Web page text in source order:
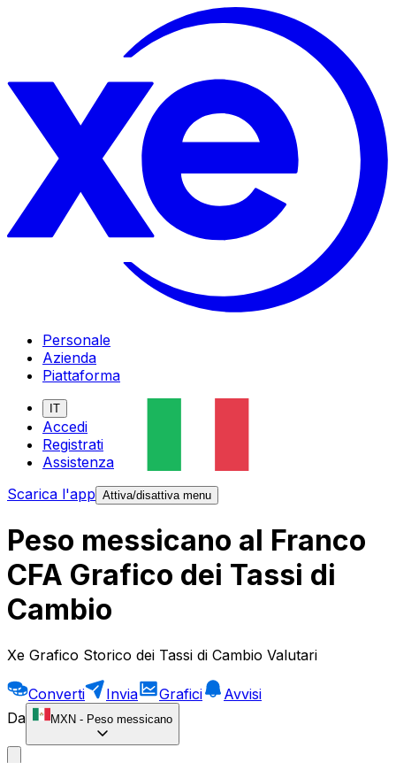
Personale
Azienda
Piattaforma
IT
Accedi
Registrati
Assistenza
Scarica l'app Attiva/disattiva menu
Peso messicano al Franco
CFA Grafico dei Tassi di
Cambio
Xe Grafico Storico dei Tassi di Cambio Valutari
Converti Invia Grafici
Avvisi
Da
MXN - Peso messicano